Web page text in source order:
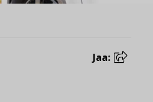
Jaa: